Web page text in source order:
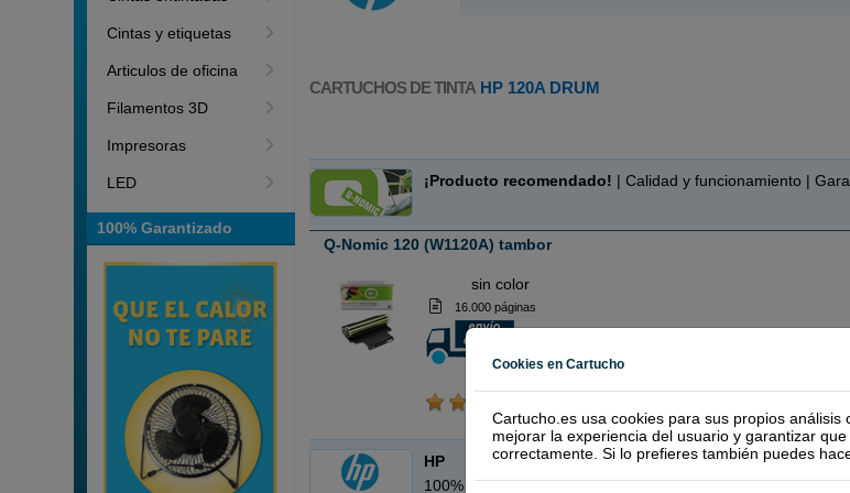
Cintas y etiquetas
Articulos de oficina
Filamentos 3D
Impresoras
LED
100% Garantizado
CARTUCHOS DE TINTA HP 120A DRUM
¡Producto recomendado! | Calidad y funcionamiento |
Q-Nomic 120 (W1120A) tambor
sin color
16.000 páginas
HP
100% Cartuchos Originales HP
Cookies en Cartucho
Cartucho.es usa cookies para sus propios análisis
mejorar la experiencia del usuario y garantizar
correctamente. Si lo prefieres también puedes